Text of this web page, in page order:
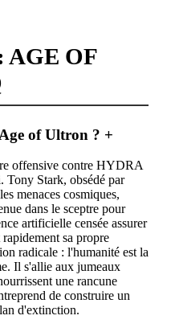
AGE OF
of Ultron ? +
offensive contre HYDRA
Tony Stark, obsédé par
menaces cosmiques,
dans le sceptre pour
artificielle censée assurer
sa propre
radicale : l'humanité est la
Il s'allie aux jumeaux
une rancune
de construire un
d'extinction.